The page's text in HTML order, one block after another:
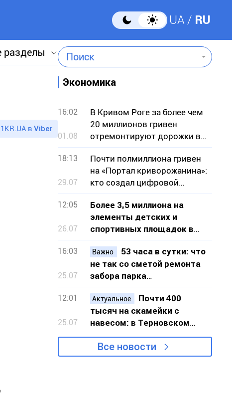
UA RU
разделы Поиск
1KR.UA в Viber
Экономика
16:02
01.08
В Кривом Роге за более чем
20 миллионов гривен
отремонтируют дорожки в
парке
18:13
29.07
Почти полмиллиона гривен
на «Портал криворожанина»:
кто создал цифровой
сервис для горожан
12:05
26.07
Более 3,5 миллиона на
элементы детских и
спортивных площадок в
шести локациях Кривого
Рога
16:03
25.07
Важно
53 часа в сутки: что
не так со сметой ремонта
забора парка
«Шахтёрский» в Кривом
Роге
12:01
25.07
Актуальное
Почти 400
тысяч на скамейки с
навесом: в Терновском
районе Кривого Рога
закупят 20 новых скамеек
Все новости